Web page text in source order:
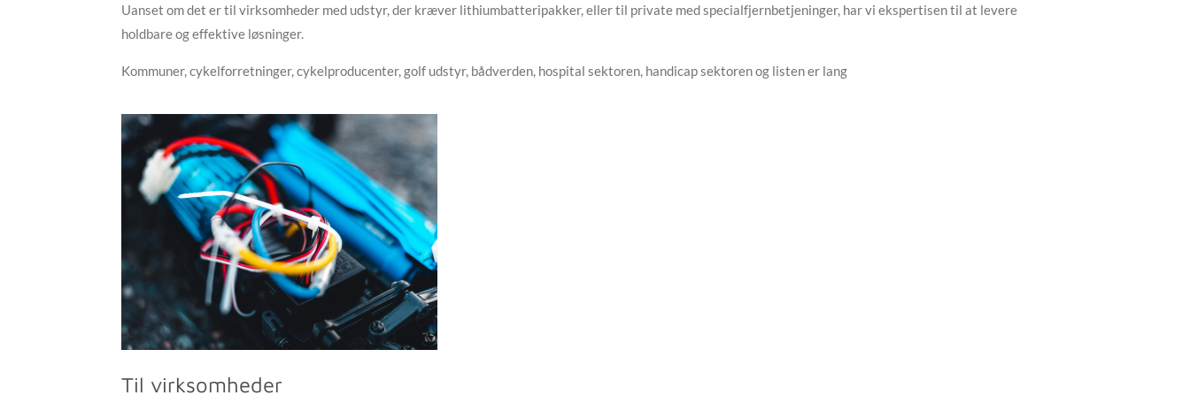
Uanset om det er til virksomheder med udstyr, der kræver lithiumbatteripakker, eller til private med specialfjernbetjeninger, har vi ekspertisen til at levere
holdbare og effektive løsninger.
Kommuner, cykelforretninger, cykelproducenter, golf udstyr, bådverden, hospital sektoren, handicap sektoren og listen er lang
Til virksomheder